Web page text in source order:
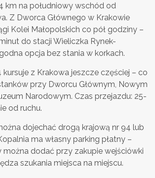
km na południowy wschód od
Z Dworca Głównego w Krakowie
Kolei Małopolskich co pół godziny –
do stacji Wieliczka Rynek-
opcja bez stania w korkach.
kursuje z Krakowa jeszcze częściej – co
przy Dworcu Głównym, Nowym
Narodowym. Czas przejazdu: 25-
od ruchu.
dojechać drogą krajową nr 94 lub
ma własny parking płatny –
można dodać przy zakupie wejściówki
szukania miejsca na miejscu.